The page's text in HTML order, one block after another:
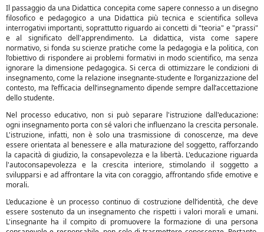
Il passaggio da una Didattica concepita come sapere connesso a un disegno
filosofico e pedagogico a una Didattica più tecnica e scientifica solleva
interrogativi importanti, soprattutto riguardo ai concetti di "teoria" e "prassi"
e al significato dell'apprendimento. La didattica, vista come sapere
normativo, si fonda su scienze pratiche come la pedagogia e la politica, con
l’obiettivo di rispondere ai problemi formativi in modo scientifico, ma senza
ignorare la dimensione pedagogica. Si cerca di ottimizzare le condizioni di
insegnamento, come la relazione insegnante-studente e l’organizzazione del
contesto, ma l’efficacia dell’insegnamento dipende sempre dall’accettazione
dello studente.
Nel processo educativo, non si può separare l'istruzione dall'educazione:
ogni insegnamento porta con sé valori che influenzano la crescita personale.
L'istruzione, infatti, non è solo una trasmissione di conoscenze, ma deve
essere orientata al benessere e alla maturazione del soggetto, rafforzando
la capacità di giudizio, la consapevolezza e la libertà. L'educazione riguarda
l'autoconsapevolezza e la crescita interiore, stimolando il soggetto a
svilupparsi e ad affrontare la vita con coraggio, affrontando sfide emotive e
morali.
L’educazione è un processo continuo di costruzione dell’identità, che deve
essere sostenuto da un insegnamento che rispetti i valori morali e umani.
L'insegnante ha il compito di promuovere la formazione di una persona